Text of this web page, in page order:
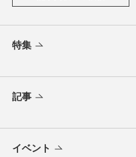
特集
記事
イベント